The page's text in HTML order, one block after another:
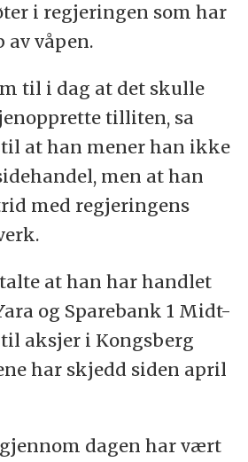
i regjeringen som har
våpen.
til i dag at det skulle
tilliten, sa
til at han mener han ikke
men at han
med regjeringens
at han har handlet
og Sparebank 1 Midt-
aksjer i Kongsberg
har skjedd siden april
dagen har vært